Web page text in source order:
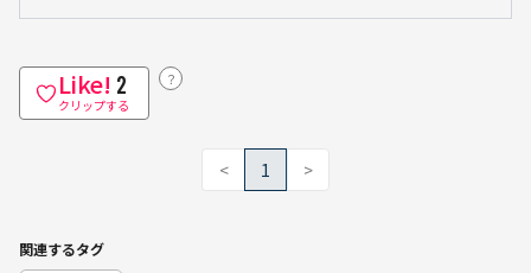
Like! 2
クリップする
？
< 1 >
関連するタグ